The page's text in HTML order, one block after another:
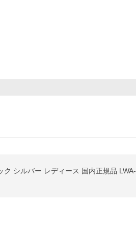
シルバー レディース 国内正規品